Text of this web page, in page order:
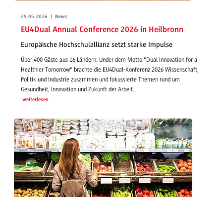
25.05.2026 | News
EU4Dual Annual Conference 2026 in Heilbronn
Europäische Hochschulallianz setzt starke Impulse
Über 400 Gäste aus 16 Ländern: Under dem Motto "Dual Innovation for a
Healthier Tomorrow" brachte die EU4Dual-Konferenz 2026 Wissenschaft,
Politik und Industrie zusammen und fokussierte Themen rund um
Gesundheit, Innovation und Zukunft der Arbeit.
weiterlesen